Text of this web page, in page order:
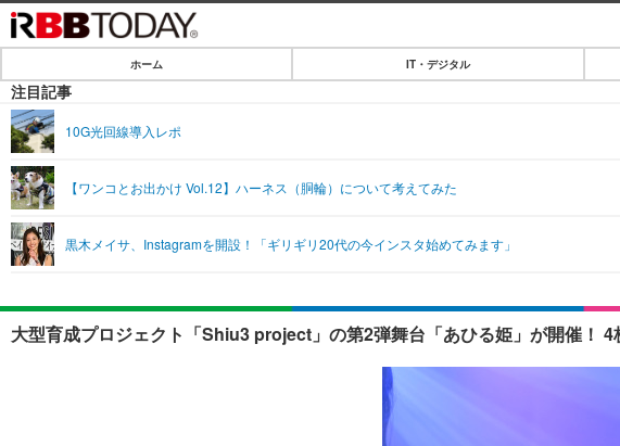
IT・デジタル
ショッピング
SPEED TEST
エンタメ
エンタメTOP
音楽
グラビア
ショッピング
ライフ
ライフTOP
ペット
リリース一覧
ホーム IT・デジタル
注目記事
10G光回線導入レポ
【ワンコとお出かけ Vol.12】ハーネス（胴輪）について考えてみた
黒木メイサ、Instagramを開設！「ギリギリ20代の今インスタ始めてみます」
大型育成プロジェクト「Shiu3 project」の第2弾舞台「あひる姫」が開催！ 4